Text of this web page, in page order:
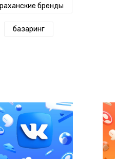
бренды
базаринг